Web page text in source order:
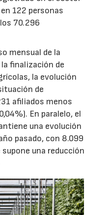
122 personas
70.296
mensual de la
finalización de
la evolución
de
afiliados menos
En paralelo, el
una evolución
pasado, con 8.099
una reducción